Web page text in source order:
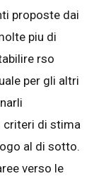
proposte dai
piu di
rso
per gli altri
criteri di stima
al di sotto.
verso le